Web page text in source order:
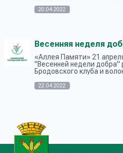
народных инструментов
20.04.2022
Весенняя неделя
«Аллея Памяти» 21
"Весенней недели добра"
Бродовского клуба и
возле обелиска павшим, в
22.04.2022